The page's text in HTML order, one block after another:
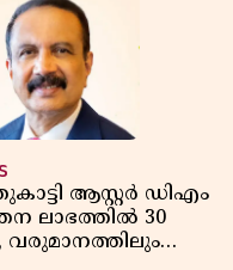
ആസ്റ്റർ ഡിഎം
ലാഭത്തിൽ 30
വരുമാനത്തിലും